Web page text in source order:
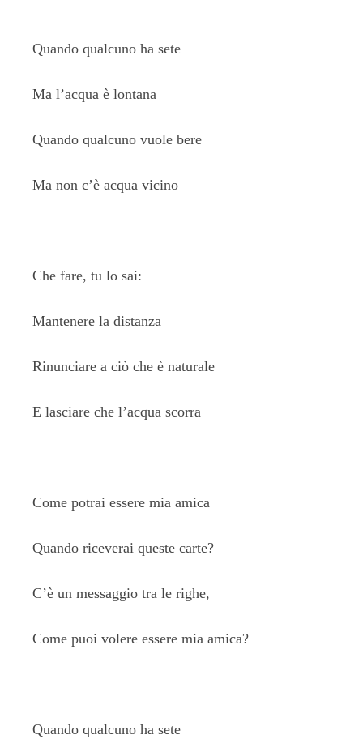
Quando qualcuno ha sete
Ma l’acqua è lontana
Quando qualcuno vuole bere
Ma non c’è acqua vicino
Che fare, tu lo sai:
Mantenere la distanza
Rinunciare a ciò che è naturale
E lasciare che l’acqua scorra
Come potrai essere mia amica
Quando riceverai queste carte?
C’è un messaggio tra le righe,
Come puoi volere essere mia amica?
Quando qualcuno ha sete